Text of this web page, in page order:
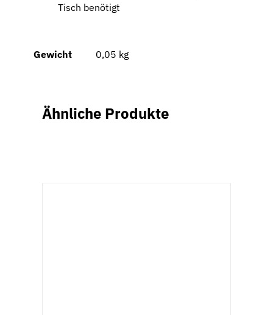
Tisch benötigt
Gewicht 0,05 kg
Ähnliche Produkte